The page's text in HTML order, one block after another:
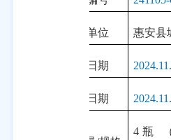
委托单位 惠安县
采样日期
生产日期
4 瓶